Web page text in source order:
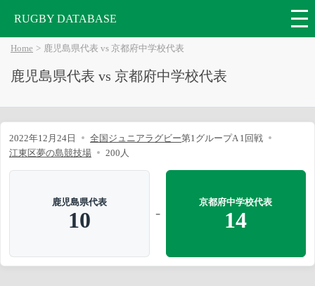
RUGBY DATABASE
Home 鹿児島県代表 vs 京都府中学校代表
鹿児島県代表 vs 京都府中学校代表
2022年12月24日 全国ジュニアラグビー第1グループA 1回戦
江東区夢の島競技場
200人
鹿児島県代表
10 -
京都府中学校代表
14